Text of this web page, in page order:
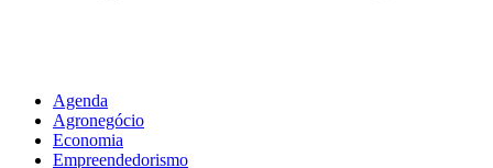
Agenda
Agronegócio
Economia
Empreendedorismo